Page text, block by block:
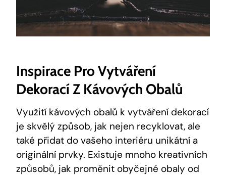
Inspirace Pro Vytváření
Dekorací Z Kávových Obalů
Využití kávových obalů k vytváření dekorací
je skvělý způsob, jak nejen recyklovat, ale
také přidat do vašeho interiéru unikátní a
originální prvky. Existuje mnoho kreativních
způsobů, jak proměnit obyčejné obaly od